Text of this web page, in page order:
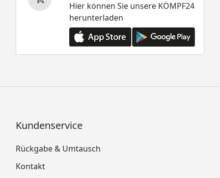
Hier können Sie unsere KÖMPF24
herunterladen
Kundenservice
Rückgabe & Umtausch
Kontakt